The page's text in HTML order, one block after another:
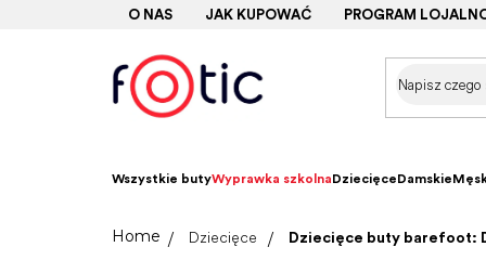
O NAS JAK KUPOWAĆ PROGRAM
Wszystkie butyWyprawka szkolnaDziecięceDamskie
HomeDziecięce Dziecięce buty barefoot: